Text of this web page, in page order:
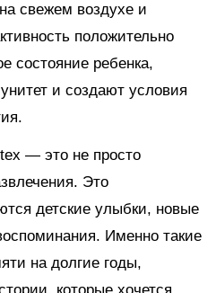
свежем воздухе и
положительно
состояние ребенка,
и создают условия
— это не просто
Это
детские улыбки, новые
Именно такие
на долгие годы,